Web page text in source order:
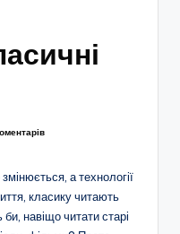
а технології
класику читають
навіщо читати старі